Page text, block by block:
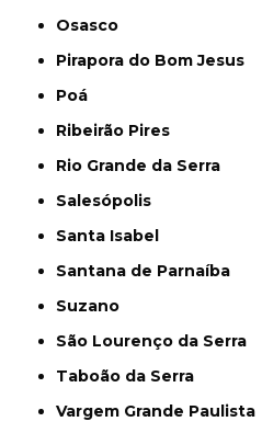
Osasco
Pirapora do Bom Jesus
Poá
Ribeirão Pires
Rio Grande da Serra
Salesópolis
Santa Isabel
Santana de Parnaíba
Suzano
São Lourenço da Serra
Taboão da Serra
Vargem Grande Paulista